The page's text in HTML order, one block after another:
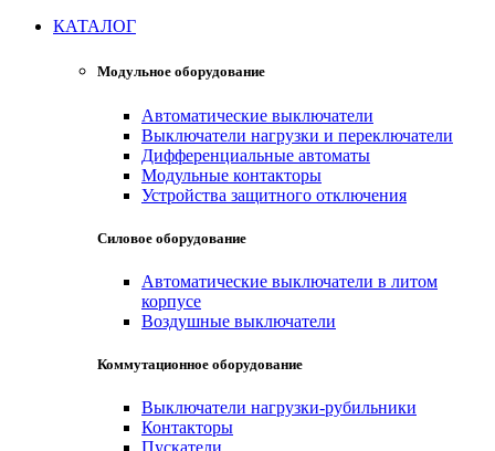
КАТАЛОГ
Модульное оборудование
Автоматические выключатели
Выключатели нагрузки и переключатели
Дифференциальные автоматы
Модульные контакторы
Устройства защитного отключения
Силовое оборудование
Автоматические выключатели в литом
корпусе
Воздушные выключатели
Коммутационное оборудование
Выключатели нагрузки-рубильники
Контакторы